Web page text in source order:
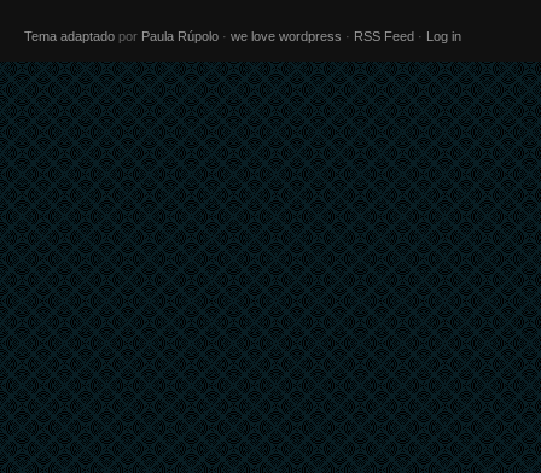
Tema adaptado por Paula Rúpolo · we love wordpress · RSS Feed · Log in